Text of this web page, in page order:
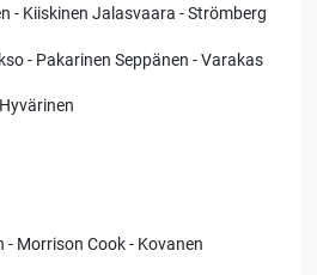
- Kiiskinen Jalasvaara - Strömberg
- Pakarinen Seppänen - Varakas
- Morrison Cook - Kovanen